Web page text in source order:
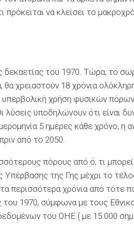
να κλείσει το
δεκαετίας του 1970. Τώρα, το
χρειαστούν 18 χρόνια
υπερβολική χρήση φυσικών
υποδηλώνουν ότι είναι
5 ημέρες κάθε χρόνο, η
από το 2050.
πόρους από ό, τι
της Γης μέχρι το
περισσότερα χρόνια από τότε
του 1970, σύμφωνα με τους
του ΟΗΕ ( με 15.000